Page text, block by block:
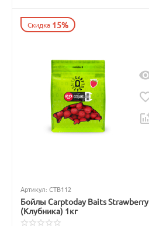
Скидка 15%
Артикул: CTB112
Бойлы Carptoday Baits Strawberry
(Клубника) 1кг